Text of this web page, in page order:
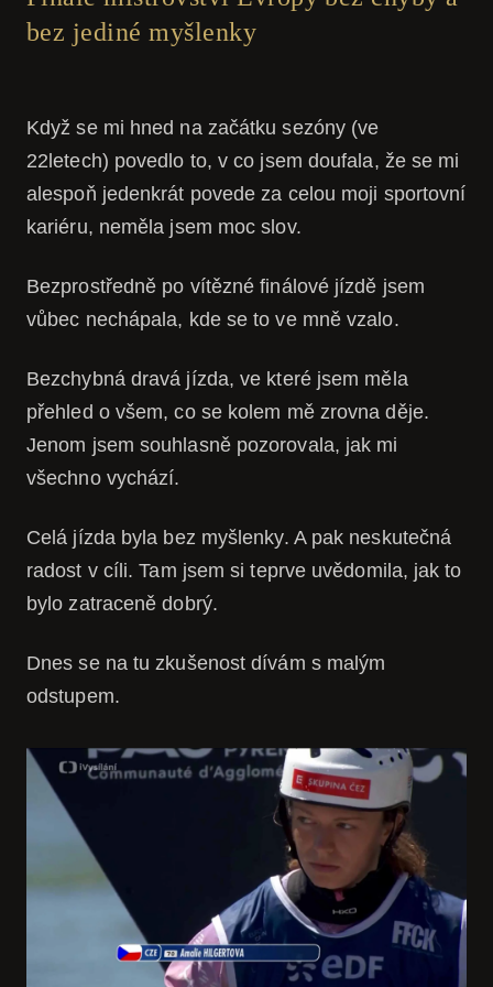
bez jediné myšlenky
Když se mi hned na začátku sezóny (ve
22letech) povedlo to, v co jsem doufala, že se mi
alespoň jedenkrát povede za celou moji sportovní
kariéru, neměla jsem moc slov.
Bezprostředně po vítězné finálové jízdě jsem
vůbec nechápala, kde se to ve mně vzalo.
Bezchybná dravá jízda, ve které jsem měla
přehled o všem, co se kolem mě zrovna děje.
Jenom jsem souhlasně pozorovala, jak mi
všechno vychází.
Celá jízda byla bez myšlenky. A pak neskutečná
radost v cíli. Tam jsem si teprve uvědomila, jak to
bylo zatraceně dobrý.
Dnes se na tu zkušenost dívám s malým
odstupem.